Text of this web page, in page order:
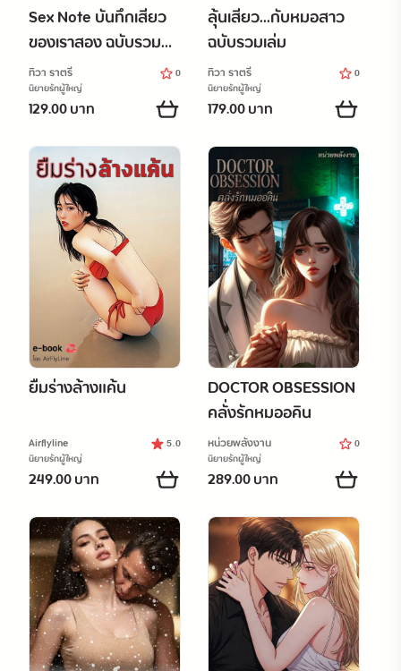
Sex Note บันทึกเสียว
ของเราสอง ฉบับรวม
เล่ม
ทิวา ราตรี 0
นิยายรักผู้ใหญ่
129.00 บาท
ลุ้นเสียว...กับหมอสาว
ฉบับรวมเล่ม
ทิวา ราตรี 0
นิยายรักผู้ใหญ่
179.00 บาท
ยืมร่างล้างแค้น
Airflyline 5.0
นิยายรักผู้ใหญ่
249.00 บาท
DOCTOR OBSESSION
คลั่งรักหมออคิน
หน่วยพลังงาน 0
นิยายรักผู้ใหญ่
289.00 บาท